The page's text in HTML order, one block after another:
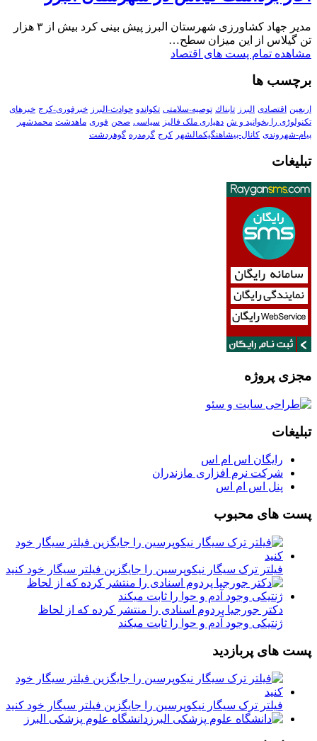
مدیر جهاد کشاورزی شهرستان البرز پیش بینی کرد بیش از ۳ هزار
تن گیلاس از این میزان سطح…
مشاهده تمام پست های اقتصاد
برچسب ها
اربعین اقتصادی البرز تابناك توصیه-سلامتی تکواندو حوادث-البرز خبرفوری-کرج خبرهای
تکنولوڑی را بخوانید و ش دهیاری ملک فالیز سیاسی صحن فوری ماهدشت محمدشهر
پیام-شهروندی کانال-پیشاهنگیکمالشهر کرج گرمدره گوهردشت
تبلیغات
مجزی پروژه
تبلیغات
رایگان اس ام اس
شرکت نرم افزاری مازندران
پنل اس ام اس
پست های محبوب
فیلتر ترک سیگار نیکوپرسین را جایگزین فیلتر سیگار خود کنید
دکتر جورجیا پردوم اسنادی را منتشر کرده که از لحاظ
ژنتیکی وجود آدم و حوا را ثابت میکند
پست های پربازدید
فیلتر ترک سیگار نیکوپرسین را جایگزین فیلتر سیگار خود کنید
دانشگاه علوم پزشکی البرز